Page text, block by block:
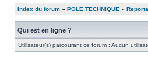
Index du forum » POLE TECHNIQUE »
Qui est en ligne ?
Utilisateur(s) parcourant ce forum : Aucun